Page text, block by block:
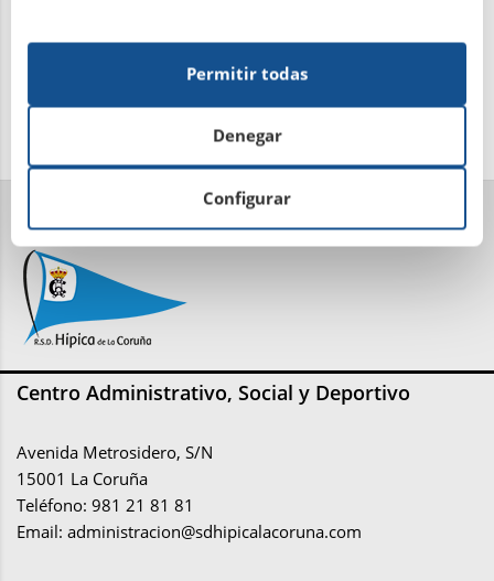
Leer más
Centro Administrativo, Social y Deportivo
Avenida Metrosidero, S/N
15001 La Coruña
Teléfono: 981 21 81 81
Email: administracion@sdhipicalacoruna.com
Configurar
Denegar
Permitir todas